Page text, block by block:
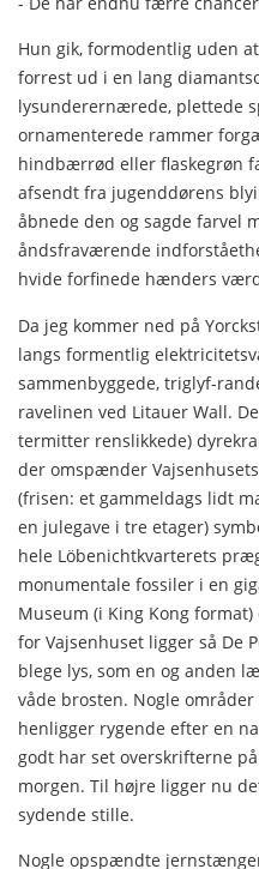
Hun gik, formodentlig uden
forrest ud i en lang
lysunderernærede, plettede
ornamenterede rammer
hindbærrød eller flaske­grøn
afsendt fra jugenddørens
åbnede den og sagde farvel
åndsfraværende
hvide forfinede hænders
Da jeg kommer ned på
langs formentlig
sammenbyggede, triglyf-
rave­linen ved Litauer Wall.
termit­ter renslikkede)
der omspænder
(fri­sen: et gammeldags lidt
en julegave i tre etager)
hele Löbenichtkvarterets
monumen­tale fossiler i en
Museum (i King Kong
for Vajsenhuset ligger så De
blege lys, som en og anden
våde bro­sten. Nogle
henligger rygende efter en
godt har set over­skrifterne
morgen. Til højre ligger nu
sydende stille.
Nogle opspændte